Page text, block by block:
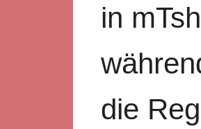
in
die